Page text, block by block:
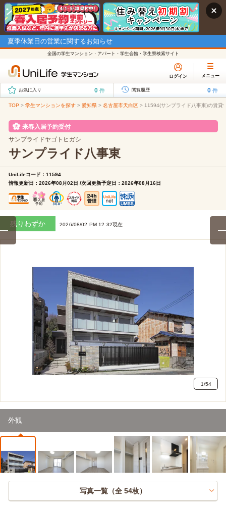
夏季休業日の営業に関するお知らせ
全国の学生マンション・アパート・学生会館・学生寮検索サイト
ログイン メニュー
お気に入り 0 件 閲覧履歴 0 件
TOP > 学生マンションを探す > 愛知県 > 名古屋市天白区 > 11594(サンプライド八事東)の賃貸
来春入居予約受付
サンプライドヤゴトヒガシ
サンプライド八事東
UniLifeコード：11594
情報更新日：2026年08月02日 /次回更新予定日：2026年08月16日
残りわずか 2026/08/02 PM 12:32現在
外観
1/54
写真一覧（全 54枚）